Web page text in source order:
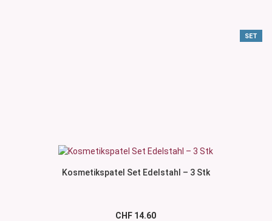
SET
Kosmetikspatel Set Edelstahl – 3 Stk
CHF 14.60